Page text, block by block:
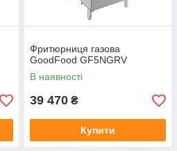
Фритюрниця газова
GoodFood GF5NGRV
В наявності
39 470 ₴
Купити